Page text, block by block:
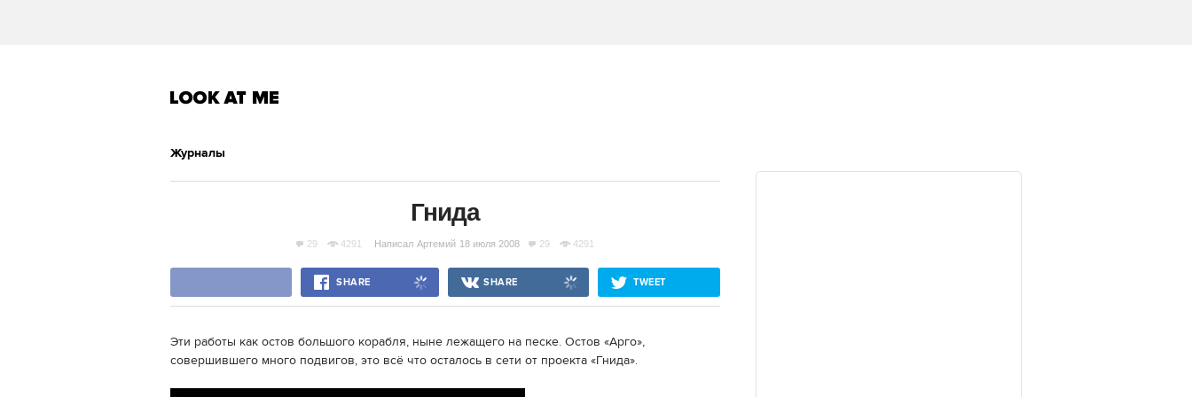
Журналы
Гнида
29 4291 Написал Артемий 18 июля 2008 29 4291
SHARE SHARE TWEET
Эти работы как остов большого корабля, ныне лежащего на песке. Остов «Арго»,
совершившего много подвигов, это всё что осталось в сети от проекта «Гнида».